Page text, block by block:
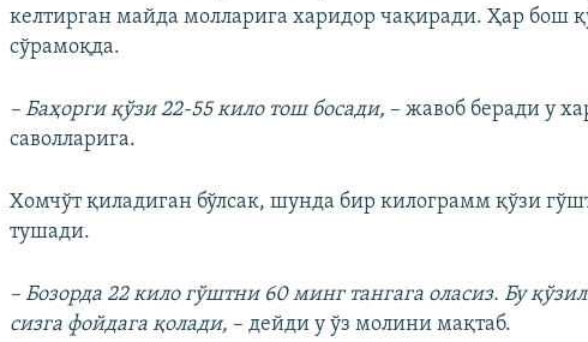
келтирган майда молларига харидор чақиради. Ҳар бош
сўрамоқда.
– Баҳорги қўзи 22-55 кило тош босади, – жавоб беради у
саволларига.
Хомчўт қиладиган бўлсак, шунда бир килограмм қўзи
тушади.
– Бозорда 22 кило гўштни 60 минг тангага оласиз. Бу
сизга фойдага қолади, – дейди у ўз молини мақтаб.